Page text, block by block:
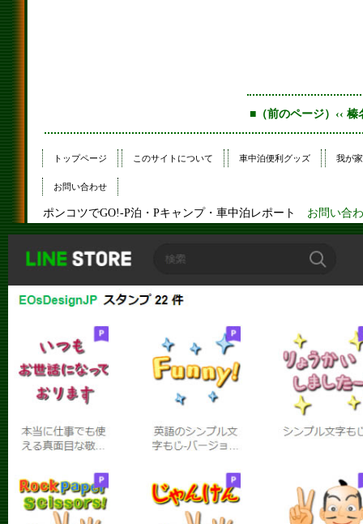
■（前のページ）‹‹
トップページ このサイトについて 車中泊便利グッズ 我が
お問い合わせ
ポンコツでGO!-P泊・Pキャンプ・車中泊レポート お問い合